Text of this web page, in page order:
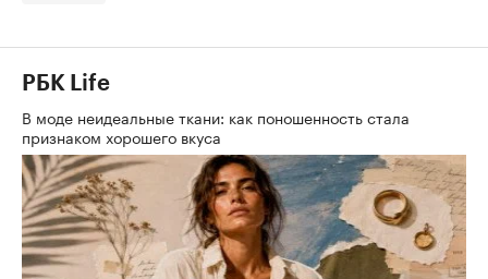
РБК Life
В моде неидеальные ткани: как поношенность стала
признаком хорошего вкуса